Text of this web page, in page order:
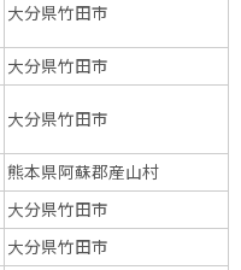
大分県竹田市
大分県竹田市
大分県竹田市
熊本県阿蘇郡産山村
大分県竹田市
大分県竹田市